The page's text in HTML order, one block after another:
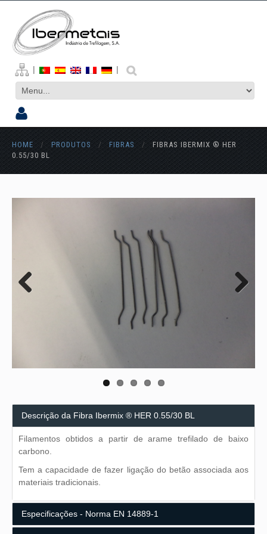
| |
HOME / PRODUTOS / FIBRAS /
FIBRAS IBERMIX ® HER
0.55/30 BL
Descrição da Fibra Ibermix ® HER 0.55/30 BL
Filamentos obtidos a partir de arame trefilado de baixo
carbono.
Tem a capacidade de fazer ligação do betão associada aos
materiais tradicionais.
Especificações - Norma EN 14889-1